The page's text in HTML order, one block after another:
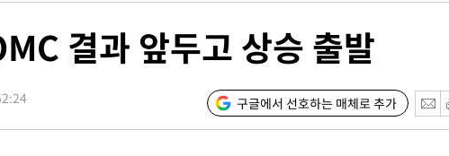
결과 앞두고 상승 출발
구글에서 선호하는 매체로 추가